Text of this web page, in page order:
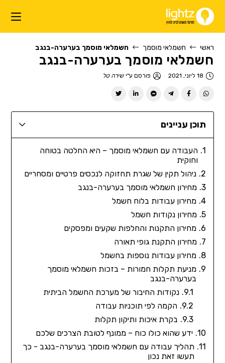
ראשי חשמלאי מוסמך חשמלאי מוסמך בערערה-בנגב
חשמלאי מוסמך בערערה-בנגב
18 ליוני, 2021 פורסם ע"ישירה טל
תוכן עניינים
העבודה עם חשמלאי מוסמך – היא החלטה בטוחה
וחוקית
ניהול תקין של שגרת תחזוקה לנכסים פרטיים ומסחריים
מחירון חשמלאי מוסמך בערערה-בנגב
מחירון עבודות בלוח חשמל
מחירון נקודות חשמל
מחירון התקנות והחלפות שקעים ומפסקים
מחירון התקנת גופי תאורה
מחירון עבודות נוספות בחשמל
מניעת תקלות חמורות – בזכות חשמלאי מוסמך
בערערה-בנגב
נקודות החיבור של מערכת החשמל הביתית
הקמה לפי תוכניות עבודה
בקרת איכות ותיקון תקלות
ידע שהוא כולו כוח – ממונף לטובת הצרכים שלכם
תהליך עבודה עם חשמלאי מוסמך בערערה-בנגב - כך
תעשו זאת נכון